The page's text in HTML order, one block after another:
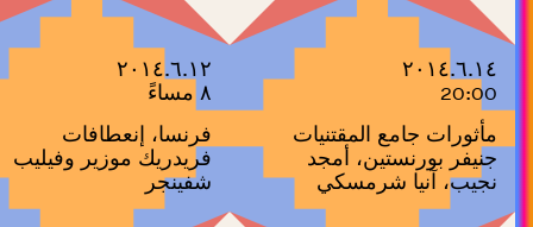
٢٠١٤.٦.١٤
20:00
مأثورات جامع المقتنيات
جنيفر بورنستين، أمجد
نجيب، آنيا شرمسكي
٢٠١٤.٦.١٢
٨ مساءً
فرنسا، إنعطافات
فريدريك موزير وفيليب
شفينجر